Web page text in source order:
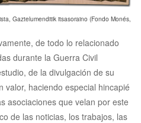
Gaztelumenditik itsasoraino (Fondo Monés,
de todo lo relacionado
durante la Guerra Civil
de la divulgación de su
valor, haciendo especial hincapié
asociaciones que velan por este
de las noticias, los trabajos, las